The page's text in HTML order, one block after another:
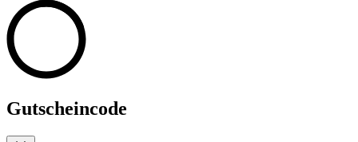
Gutscheincode